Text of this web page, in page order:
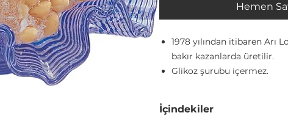
Hemen
1978 yılından itibaren Arı
bakır kazanlarda üretilir.
Glikoz şurubu içermez.
edilmelidir.
İçindekiler